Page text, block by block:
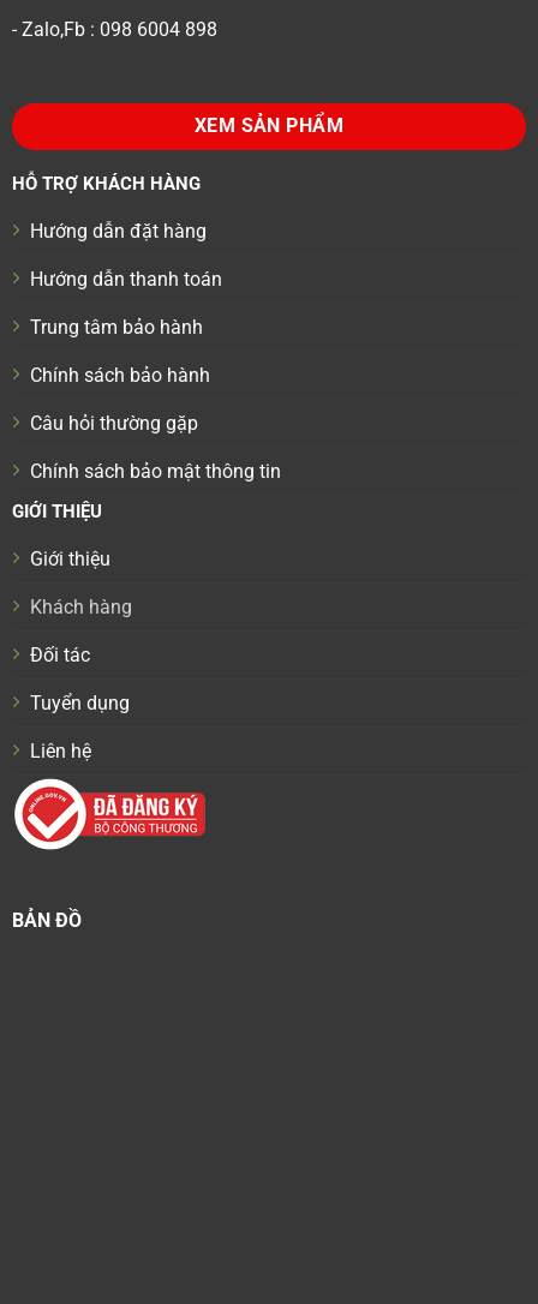
- Zalo,Fb : 098 6004 898
XEM SẢN PHẨM
HỖ TRỢ KHÁCH HÀNG
Hướng dẫn đặt hàng
Hướng dẫn thanh toán
Trung tâm bảo hành
Chính sách bảo hành
Câu hỏi thường gặp
Chính sách bảo mật thông tin
GIỚI THIỆU
Giới thiệu
Khách hàng
Đối tác
Tuyển dụng
Liên hệ
BẢN ĐỒ